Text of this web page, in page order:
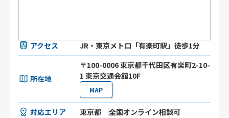
アクセス JR・東京メトロ「有楽町駅」徒歩1分
所在地
〒100-0006 東京都千代田区有楽町2-10-
1 東京交通会館10F
MAP
対応エリア 東京都 全国オンライン相談可